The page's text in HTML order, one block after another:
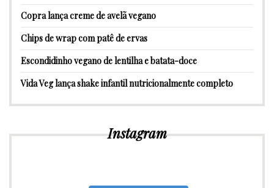
Copra lança creme de avelã vegano
Chips de wrap com patê de ervas
Escondidinho vegano de lentilha e batata-doce
Vida Veg lança shake infantil nutricionalmente completo
Instagram